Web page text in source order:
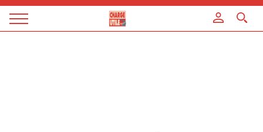
Magazine
Panneau de gestion des cookies